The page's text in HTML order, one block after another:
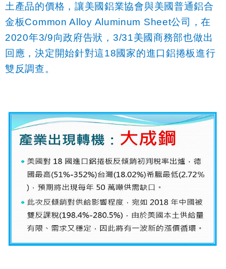
土產品的價格，讓美國鋁業協會與美國普通鋁合
金板Common Alloy Aluminum Sheet公司，在
2020年3/9向政府告狀， 3/31美國商務部也做出
回應，決定開始針對這18國家的進口鋁捲板進行
雙反調查。